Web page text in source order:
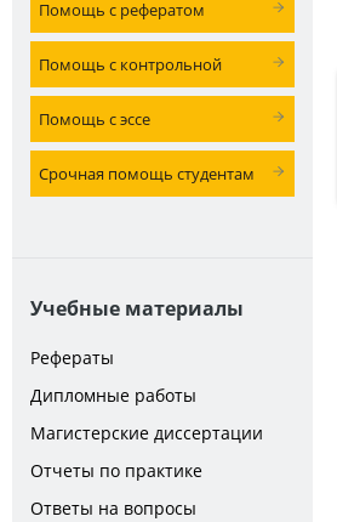
Помощь с рефератом
Помощь с контрольной
Помощь с эссе
Срочная помощь студентам
Учебные материалы
Рефераты
Дипломные работы
Магистерские диссертации
Отчеты по практике
Ответы на вопросы